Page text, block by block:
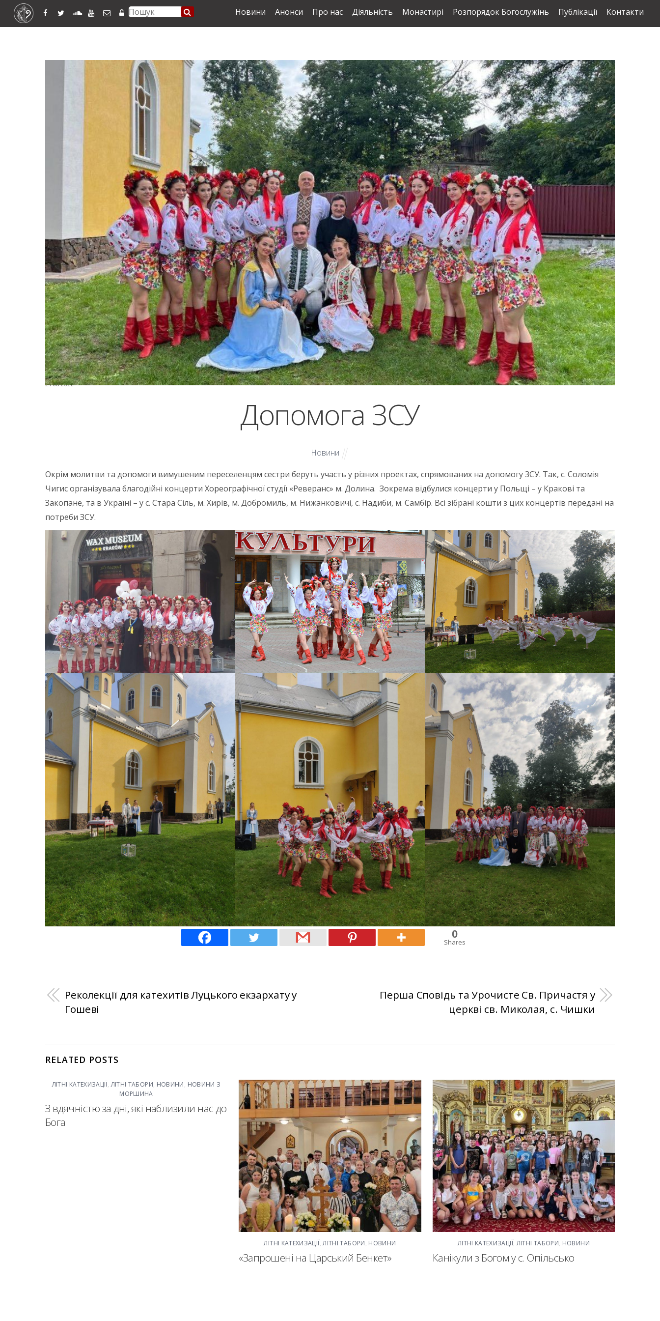
Новини Анонси Про нас Діяльність Монастирі Розпорядок Богослужінь Публікації Контакти
24-08-2022
Допомога ЗСУ
Новини
Окрім молитви та допомоги вимушеним переселенцям сестри беруть участь у різних проектах, спрямованих на допомогу ЗСУ. Так, с. Соломія
Чигис організувала благодійні концерти Хореографічної студії «Реверанс» м. Долина. Зокрема відбулися концерти у Польщі – у Кракові та
Закопане, та в Україні – у с. Стара Сіль, м. Хирів, м. Добромиль, м. Нижанковичі, с. Надиби, м. Самбір. Всі зібрані кошти з цих концертів передані на
потреби ЗСУ.
0
Shares
Реколекції для катехитів Луцького екзархату у
Гошеві
Перша Сповідь та Урочисте Св. Причастя у
церкві св. Миколая, с. Чишки
RELATED POSTS
ЛІТНІ КАТЕХИЗАЦІЇ,ЛІТНІ ТАБОРИ, НОВИНИ, НОВИНИ З
МОРШИНА
З вдячністю за дні, які наблизили нас до
Бога
ЛІТНІ КАТЕХИЗАЦІЇ,ЛІТНІ ТАБОРИ, НОВИНИ
«Запрошені на Царський Бенкет»
ЛІТНІ КАТЕХИЗАЦІЇ,ЛІТНІ ТАБОРИ, НОВИНИ
Канікули з Богом у с. Опільсько